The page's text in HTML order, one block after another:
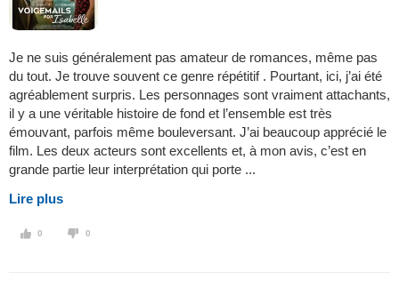
Je ne suis généralement pas amateur de romances, même pas
du tout. Je trouve souvent ce genre répétitif . Pourtant, ici, j’ai été
agréablement surpris. Les personnages sont vraiment attachants,
il y a une véritable histoire de fond et l’ensemble est très
émouvant, parfois même bouleversant. J’ai beaucoup apprécié le
film. Les deux acteurs sont excellents et, à mon avis, c’est en
grande partie leur interprétation qui porte ...
Lire plus
0 0